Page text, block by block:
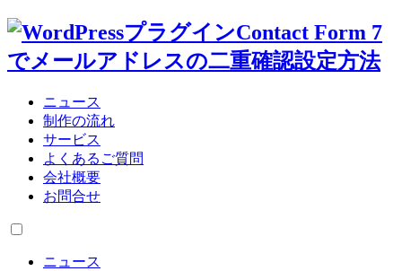
ニュース
制作の流れ
サービス
よくあるご質問
会社概要
お問合せ
ニュース